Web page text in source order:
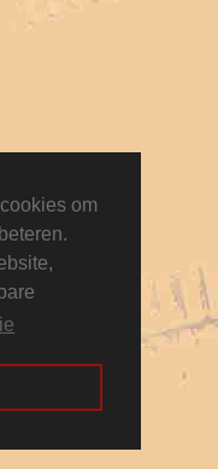
om